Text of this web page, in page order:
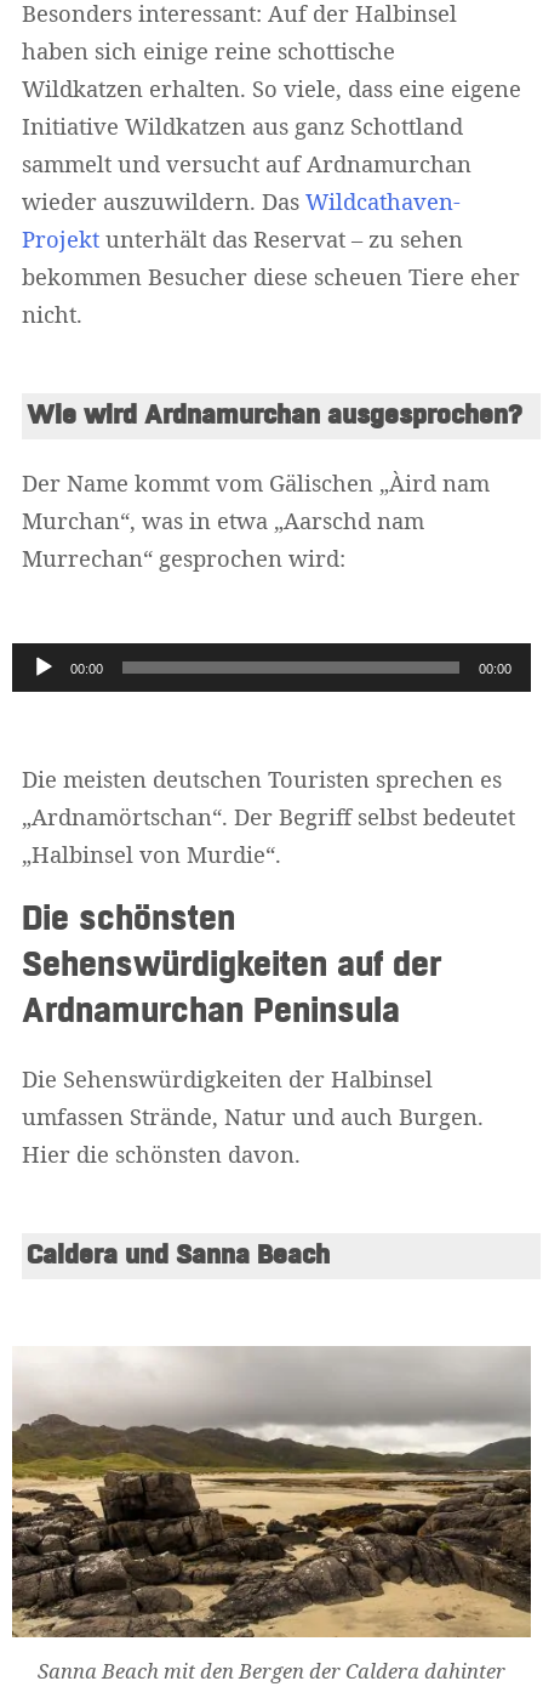
Besonders interessant: Auf der Halbinsel
haben sich einige reine schottische
Wildkatzen erhalten. So viele, dass eine eigene
Initiative Wildkatzen aus ganz Schottland
sammelt und versucht auf Ardnamurchan
wieder auszuwildern. Das Wildcathaven-
Projekt unterhält das Reservat – zu sehen
bekommen Besucher diese scheuen Tiere eher
nicht.
Wie wird Ardnamurchan ausgesprochen?
Der Name kommt vom Gälischen „Àird nam
Murchan“, was in etwa „Aarschd nam
Murrechan“ gesprochen wird:
Audio-
Player
00:00 00:00
Die meisten deutschen Touristen sprechen es
„Ardnamörtschan“. Der Begriff selbst bedeutet
„Halbinsel von Murdie“.
Die schönsten
Sehenswürdigkeiten auf der
Ardnamurchan Peninsula
Die Sehenswürdigkeiten der Halbinsel
umfassen Strände, Natur und auch Burgen.
Hier die schönsten davon.
Caldera und Sanna Beach
Sanna Beach mit den Bergen der Caldera dahinter